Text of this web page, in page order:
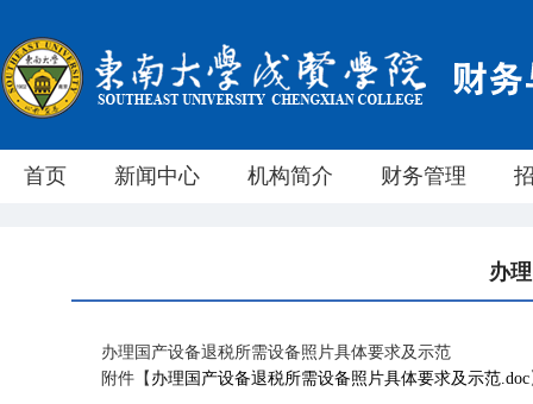
首页 新闻中心 机构简介 财务管理
办
办理国产设备退税所需设备照片具体要求及示范
附件【 办理国产设备退税所需设备照片具体要求及示范.doc